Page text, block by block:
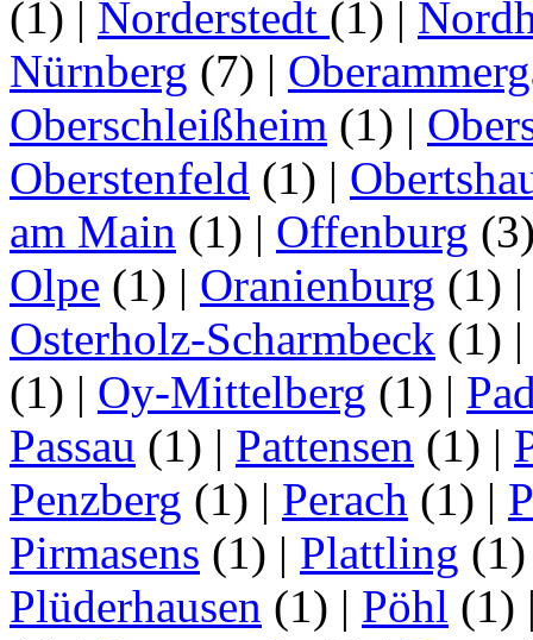
(1) | Norderstedt (1) |
Nürnberg (7) |
Oberschleißheim (1) |
Oberstenfeld (1) |
am Main (1) | Offenburg
Olpe (1) | Oranienburg (1)
Osterholz-Scharmbeck (1)
(1) | Oy-Mittelberg (1) |
Passau (1) | Pattensen (1) |
Penzberg (1) | Perach (1) |
Pirmasens (1) | Plattling
Plüderhausen (1) | Pöhl (1)